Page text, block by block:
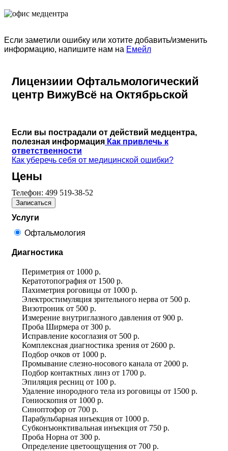
Если заметили ошибку или хотите добавить/изменить
информацию, напишите нам на Емейл
Лицензиии Офтальмологический
центр ВижуВсё на Октябрьской
Если вы пострадали от действий медцентра,
полезная информация Как привлечь к
ответственности
Как уберечь себя от медицинской ошибки?
Цены
Телефон: 499 519-38-52
Записаться
Услуги
Офтальмология
Диагностика
Периметрия от 1000 р.
Кератотопография от 1500 р.
Пахиметрия роговицы от 1000 р.
Электростимуляция зрительного нерва от 500 р.
Визотроник от 500 р.
Измерение внутриглазного давления от 900 р.
Проба Ширмера от 300 р.
Исправление косоглазия от 500 р.
Комплексная диагностика зрения от 2600 р.
Подбор очков от 1000 р.
Промывание слезно-носового канала от 2000 р.
Подбор контактных линз от 1700 р.
Эпиляция ресниц от 100 р.
Удаление инородного тела из роговицы от 1500 р.
Гониоскопия от 1000 р.
Синоптофор от 700 р.
Парабульбарная инъекция от 1000 р.
Субконъюнктивальная инъекция от 750 р.
Проба Норна от 300 р.
Определение цветоощущения от 700 р.